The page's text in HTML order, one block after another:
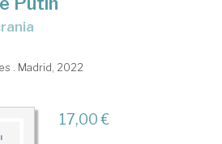
. Madrid, 2022
17,00 €